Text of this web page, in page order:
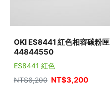
OKI ES8441 紅色相容碳粉匣
44844550
ES8441 紅色
NT$6,200 NT$3,200